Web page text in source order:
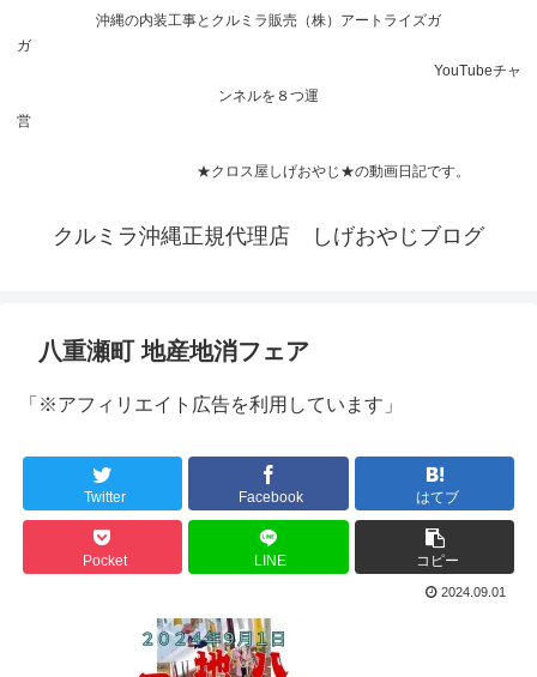
沖縄の内装工事とクルミラ販売（株）アートライズガ
ガ
YouTubeチャ
ンネルを８つ運
営
★クロス屋しげおやじ★の動画日記です。
クルミラ沖縄正規代理店 しげおやじブログ
八重瀬町 地産地消フェア
「※アフィリエイト広告を利用しています」
Twitter Facebook はてブ
Pocket LINE コピー
2024.09.01